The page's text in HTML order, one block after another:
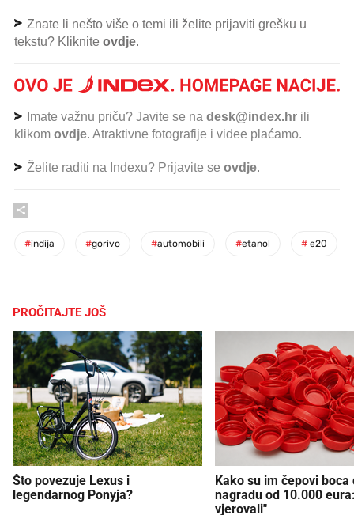
Znate li nešto više o temi ili želite prijaviti grešku u
tekstu? Kliknite ovdje.
Imate važnu priču? Javite se na desk@index.hr ili
klikom ovdje. Atraktivne fotografije i videe plaćamo.
Želite raditi na Indexu? Prijavite se ovdje.
#indija #gorivo #automobili #etanol # e20
PROČITAJTE JOŠ
Što povezuje Lexus i
legendarnog Ponyja?
Kako su im čepovi boca
nagradu od 10.000
vjerovali"